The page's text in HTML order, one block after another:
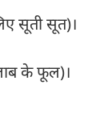
सूती सूत)।
के फूल)।